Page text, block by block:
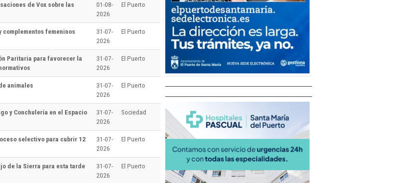
de Vox sobre las
01-08-
2026
El Puerto
complementos femeninos
31-07-
2026
El Puerto
Paritaria para favorecer la
31-07-
2026
El Puerto
animales
31-07-
2026
El Puerto
y Conchulería en el Espacio
31-07-
2026
Sociedad
selectivo para cubrir 12
31-07-
2026
El Puerto
de la Sierra para esta tarde
31-07-
2026
El Puerto